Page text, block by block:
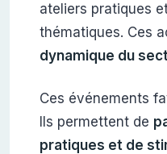
ateliers pratiques
thématiques. Ces
dynamique du
Ces événements
Ils permettent de
pratiques et de